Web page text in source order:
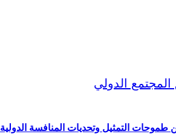
طموحات التمثيل وتحديات المنافسة الدولية